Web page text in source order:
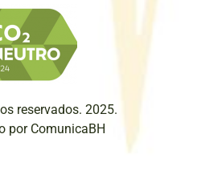
reservados. 2025.
por ComunicaBH